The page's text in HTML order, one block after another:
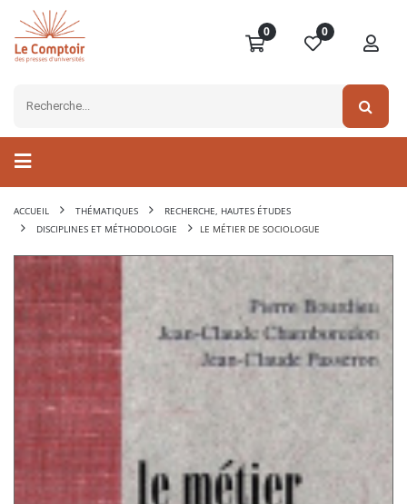
0 0
ACCUEIL THÉMATIQUES
RECHERCHE, HAUTES ÉTUDES
DISCIPLINES ET MÉTHODOLOGIE
LE MÉTIER DE SOCIOLOGUE